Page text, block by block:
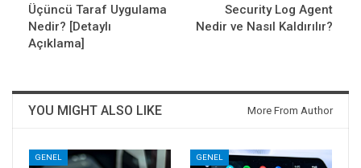
Üçüncü Taraf Uygulama
Nedir? [Detaylı
Açıklama]
Security Log Agent
Nedir ve Nasıl Kaldırılır?
YOU MIGHT ALSO LIKE More From Author
GENEL GENEL